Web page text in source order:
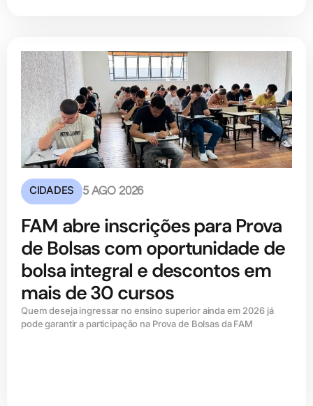
CIDADES 5 AGO 2026
FAM abre inscrições para Prova
de Bolsas com oportunidade de
bolsa integral e descontos em
mais de 30 cursos
Quem deseja ingressar no ensino superior ainda em 2026 já
pode garantir a participação na Prova de Bolsas da FAM